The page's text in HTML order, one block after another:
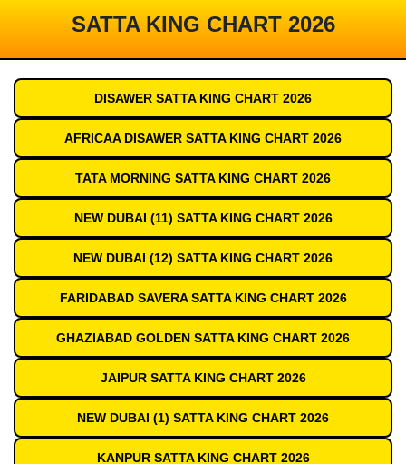
SATTA KING CHART 2026
DISAWER SATTA KING CHART 2026
AFRICAA DISAWER SATTA KING CHART 2026
TATA MORNING SATTA KING CHART 2026
NEW DUBAI (11) SATTA KING CHART 2026
NEW DUBAI (12) SATTA KING CHART 2026
FARIDABAD SAVERA SATTA KING CHART 2026
GHAZIABAD GOLDEN SATTA KING CHART 2026
JAIPUR SATTA KING CHART 2026
NEW DUBAI (1) SATTA KING CHART 2026
KANPUR SATTA KING CHART 2026